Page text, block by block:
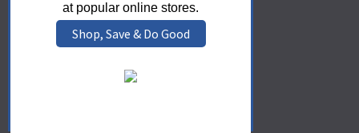
at popular online stores.
Shop, Save & Do Good